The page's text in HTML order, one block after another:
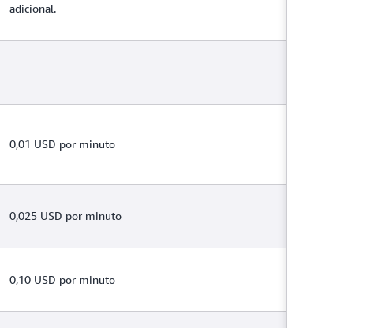
adicional.
0,01 USD por minuto
0,025 USD por minuto
0,10 USD por minuto